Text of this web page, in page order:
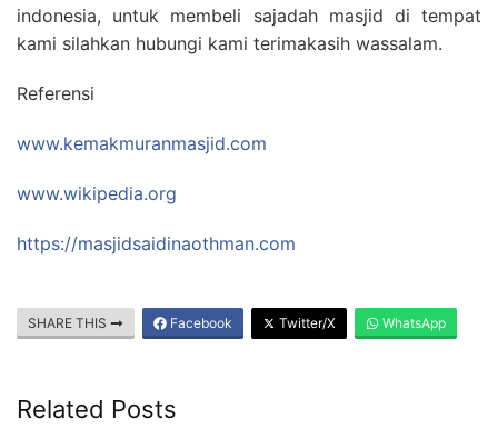
indonesia, untuk membeli sajadah masjid di tempat
kami silahkan hubungi kami terimakasih wassalam.
Referensi
www.kemakmuranmasjid.com
www.wikipedia.org
https://masjidsaidinaothman.com
SHARE THIS Facebook Twitter/X WhatsApp
Related Posts